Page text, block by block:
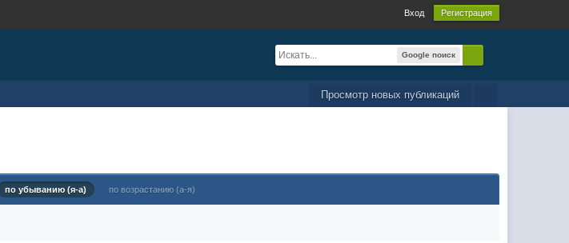
Вход Регистрация
Google поиск
Просмотр новых публикаций
по убыванию (я-а) по возрастанию (а-я)